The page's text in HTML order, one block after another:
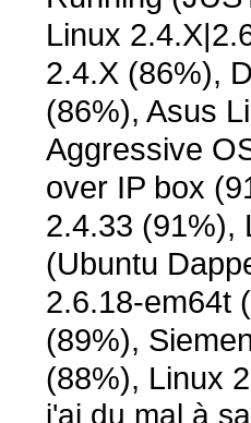
Linux
2.4.X (86%),
(86%), Asus
Aggressive
over IP box
2.4.33 (91%),
(Ubuntu
2.6.18-em64t
(89%),
(88%), Linux
j'ai du mal à